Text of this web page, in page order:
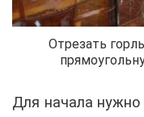
Отрезать
Для начала нужно